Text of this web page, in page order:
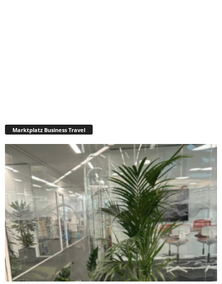
Marktplatz Business Travel